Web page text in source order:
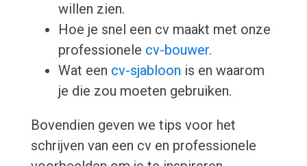
willen zien.
Hoe je snel een cv maakt met onze
professionele cv-bouwer.
Wat een cv-sjabloon is en waarom
je die zou moeten gebruiken.
Bovendien geven we tips voor het
schrijven van een cv en professionele